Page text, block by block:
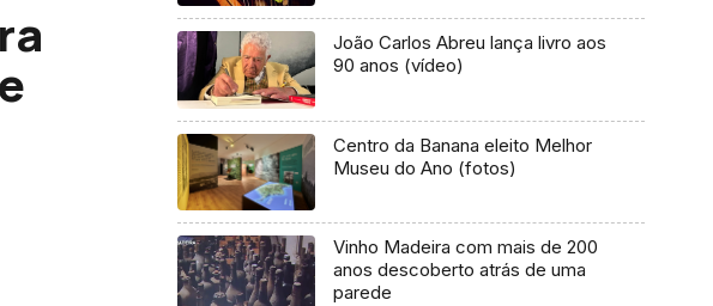
João Carlos Abreu lança livro aos
90 anos (vídeo)
Centro da Banana eleito Melhor
Museu do Ano (fotos)
Vinho Madeira com mais de 200
anos descoberto atrás de uma
parede